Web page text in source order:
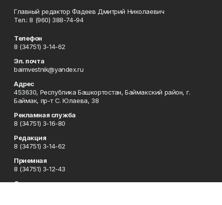
Главный редактор Фадеев Дмитрий Николаевич
Тел.: 8 (960) 388-74-94
Телефон
8 (34751) 3-14-62
Эл. почта
baimvestnik@yandex.ru
Адрес
453630, Республика Башкортостан, Баймакский район, г.
Баймак, пр-т С. Юлаева, 38
Рекламная служба
8 (34751) 3-16-80
Редакция
8 (34751) 3-14-62
Приемная
8 (34751) 3-12-43
Сотрудничество